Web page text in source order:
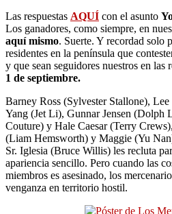
Las respuestas AQUÍ con el asunto
Los ganadores, como siempre, en
aquí mismo. Suerte. Y recordad solo
residentes en la península que
y que sean seguidores nuestros en las
1 de septiembre.
Barney Ross (Sylvester Stallone),
Yang (Jet Li), Gunnar Jensen (Dolph
Couture) y Hale Caesar (Terry
(Liam Hemsworth) y Maggie (Yu
Sr. Iglesia (Bruce Willis) les recluta
apariencia sencillo. Pero cuando las
miembros es asesinado, los
venganza en territorio hostil.